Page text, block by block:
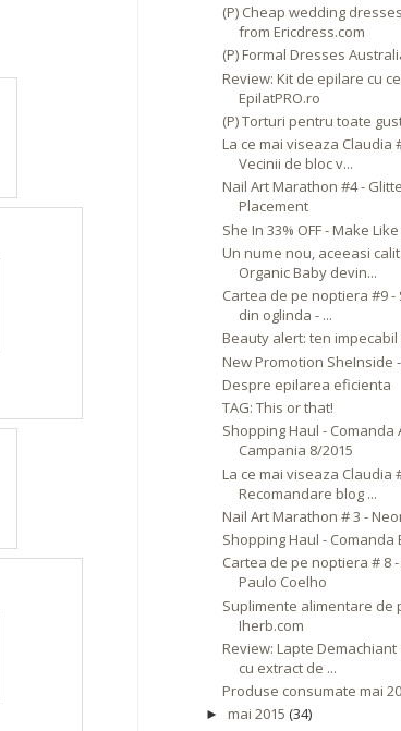
(P) Cheap wedding
from Ericdress.com
(P) Formal Dresses
Review: Kit de epilare cu
EpilatPRO.ro
(P) Torturi pentru toate
La ce mai viseaza Claudia
Vecinii de bloc v...
Nail Art Marathon #4 -
Placement
She In 33% OFF - Make
Un nume nou, aceeasi
Organic Baby devin...
Cartea de pe noptiera #9 -
din oglinda - ...
Beauty alert: ten impecabil
New Promotion SheInside
Despre epilarea eficienta
TAG: This or that!
Shopping Haul - Comanda
Campania 8/2015
La ce mai viseaza Claudia
Recomandare blog ...
Nail Art Marathon # 3 -
Shopping Haul - Comanda
Cartea de pe noptiera # 8
Paulo Coelho
Suplimente alimentare de
Iherb.com
Review: Lapte Demachiant
cu extract de ...
Produse consumate mai
► mai 2015 (34)